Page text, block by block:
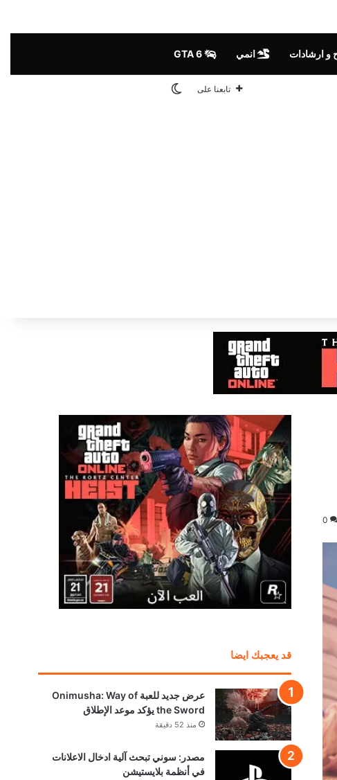
و ارشادات انمي
تابعنا على الوضع المظلم
0
قد يعجبك ايضا
عرض جديد للعبة Onimusha: Way of
the Sword يؤكد موعد الإطلاق
منذ 52 دقيقة
مصدر: سوني تبحث آلية ادخال الاعلانات
في أنظمة بلايستيشن